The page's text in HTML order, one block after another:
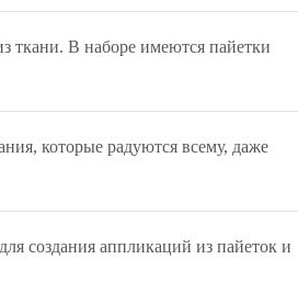
ткани. В наборе имеются пайетки
которые радуются всему, даже
создания аппликаций из пайеток и